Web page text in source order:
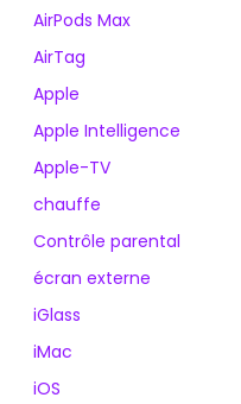
AirPods Max
AirTag
Apple
Apple Intelligence
Apple-TV
chauffe
Contrôle parental
écran externe
iGlass
iMac
iOS